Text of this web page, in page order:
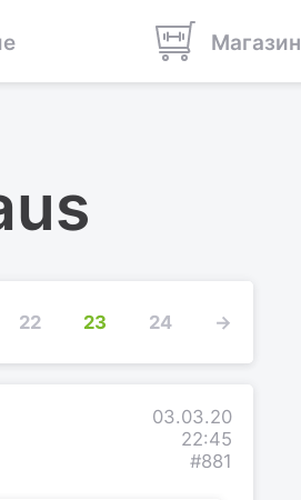
Магазин
22 23 24 →
03.03.20
22:45
#881